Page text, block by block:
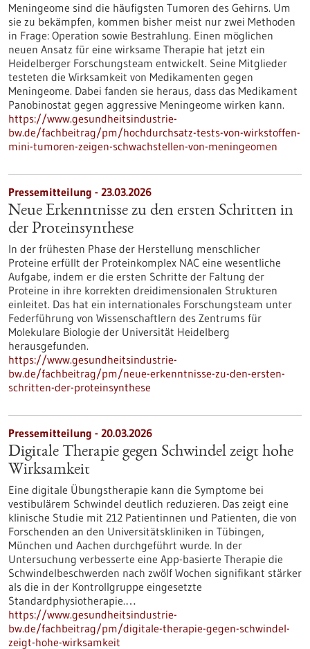
Meningeome sind die häufigsten Tumoren des Gehirns. Um
sie zu bekämpfen, kommen bisher meist nur zwei Methoden
in Frage: Operation sowie Bestrahlung. Einen möglichen
neuen Ansatz für eine wirksame Therapie hat jetzt ein
Heidelberger Forschungsteam entwickelt. Seine Mitglieder
testeten die Wirksamkeit von Medikamenten gegen
Meningeome. Dabei fanden sie heraus, dass das Medikament
Panobinostat gegen aggressive Meningeome wirken kann.
https://www.gesundheitsindustrie-
bw.de/fachbeitrag/pm/hochdurchsatz-tests-von-wirkstoffen-
mini-tumoren-zeigen-schwachstellen-von-meningeomen
Pressemitteilung - 23.03.2026
Neue Erkenntnisse zu den ersten Schritten in
der Proteinsynthese
In der frühesten Phase der Herstellung menschlicher
Proteine erfüllt der Proteinkomplex NAC eine wesentliche
Aufgabe, indem er die ersten Schritte der Faltung der
Proteine in ihre korrekten dreidimensionalen Strukturen
einleitet. Das hat ein internationales Forschungsteam unter
Federführung von Wissenschaftlern des Zentrums für
Molekulare Biologie der Universität Heidelberg
herausgefunden.
https://www.gesundheitsindustrie-
bw.de/fachbeitrag/pm/neue-erkenntnisse-zu-den-ersten-
schritten-der-proteinsynthese
Pressemitteilung - 20.03.2026
Digitale Therapie gegen Schwindel zeigt hohe
Wirksamkeit
Eine digitale Übungstherapie kann die Symptome bei
vestibulärem Schwindel deutlich reduzieren. Das zeigt eine
klinische Studie mit 212 Patientinnen und Patienten, die von
Forschenden an den Universitätskliniken in Tübingen,
München und Aachen durchgeführt wurde. In der
Untersuchung verbesserte eine App-basierte Therapie die
Schwindelbeschwerden nach zwölf Wochen signifikant stärker
als die in der Kontrollgruppe eingesetzte
Standardphysiotherapie.…
https://www.gesundheitsindustrie-
bw.de/fachbeitrag/pm/digitale-therapie-gegen-schwindel-
zeigt-hohe-wirksamkeit